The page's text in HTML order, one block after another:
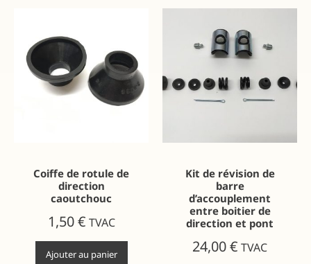
Coiffe de rotule de
direction
caoutchouc
1,50€ TVAC
Ajouter au panier
Kit de révision de
barre
d’accouplement
entre boitier de
direction et pont
24,00€ TVAC